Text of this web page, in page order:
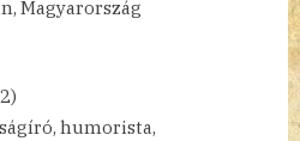
Magyarország
humorista,